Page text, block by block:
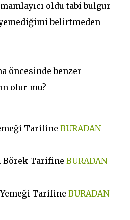
oldu tabi bulgur
belirtmeden
öncesinde benzer
olur mu?
Tarifine BURADAN
Börek Tarifine BURADAN
Tarifine BURADAN